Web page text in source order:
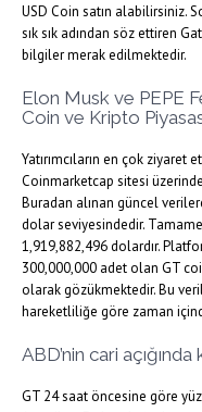
USD Coin satın alabilirsiniz.
sık sık adından söz ettiren
bilgiler merak edilmektedir.
Elon Musk ve PEPE
Coin ve Kripto
Yatırımcıların en çok
Coinmarketcap sitesi
Buradan alınan güncel
dolar seviyesindedir.
1,919,882,496 dolardır.
300,000,000 adet olan GT
olarak gözükmektedir. Bu
hareketliliğe göre zaman
ABD’nin cari
GT 24 saat öncesine göre